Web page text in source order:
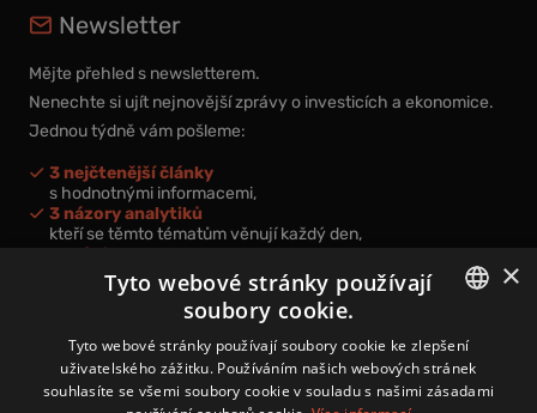
Newsletter
Mějte přehled s newsletterem.
Nenechte si ujít nejnovější zprávy o investicích a ekonomice.
Jednou týdně vám pošleme:
3 nejčtenější články
s hodnotnými informacemi,
3 názory analytiků
kteří se těmto tématům věnují každý den,
nová videa a podcasty
k prohloubení vašich znalostí.
Přihlášením k newsletteru vyjadřujete svůj souhlas spodmínkami
CZECH
×
Tyto webové stránky používají
soubory cookie.
Tyto webové stránky používají soubory cookie ke zlepšení
uživatelského zážitku. Používáním našich webových stránek
souhlasíte se všemi soubory cookie v souladu s našimi zásadami